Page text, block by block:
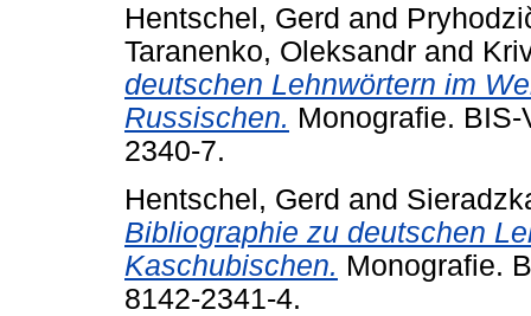
Hentschel, Gerd and
Taranenko, Oleksandr and
deutschen Lehnwörtern im
Russischen. Monografie. BIS-
2340-7.
Hentschel, Gerd and
Bibliographie zu deutschen
Kaschubischen. Monografie.
8142-2341-4.